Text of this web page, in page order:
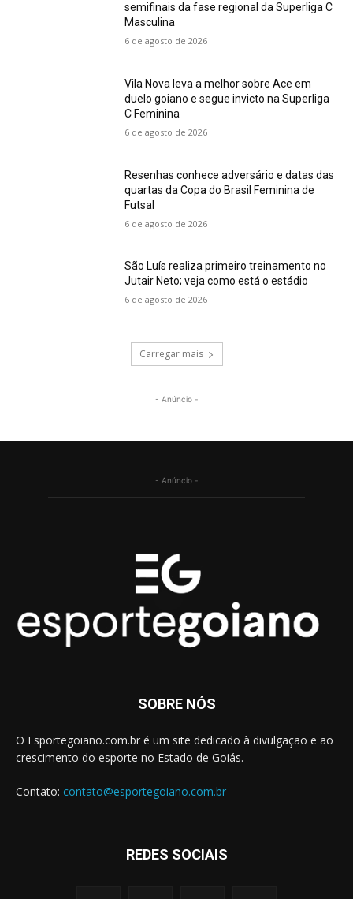
semifinais da fase regional da Superliga C
Masculina
6 de agosto de 2026
Vila Nova leva a melhor sobre Ace em
duelo goiano e segue invicto na Superliga
C Feminina
6 de agosto de 2026
Resenhas conhece adversário e datas das
quartas da Copa do Brasil Feminina de
Futsal
6 de agosto de 2026
São Luís realiza primeiro treinamento no
Jutair Neto; veja como está o estádio
6 de agosto de 2026
Carregar mais
- Anúncio -
- Anúncio -
SOBRE NÓS
O Esportegoiano.com.br é um site dedicado à divulgação e ao
crescimento do esporte no Estado de Goiás.
Contato: contato@esportegoiano.com.br
REDES SOCIAIS